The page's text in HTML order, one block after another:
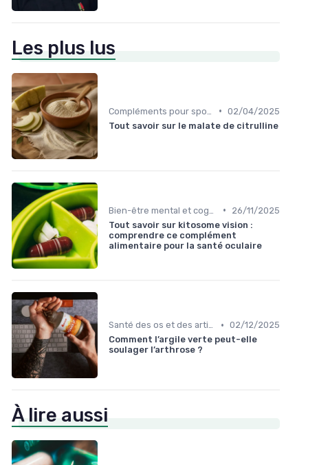
Les plus lus
• 02/04/2025
Tout savoir sur le malate de citrulline
•
26/11/2025
Tout savoir sur kitosome vision :
comprendre ce complément
alimentaire pour la santé oculaire
Santé des os et des articulations • 02/12/2025
Comment l’argile verte peut-elle
soulager l’arthrose ?
À lire aussi